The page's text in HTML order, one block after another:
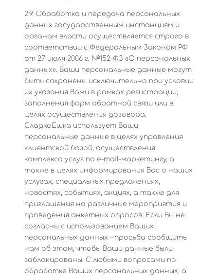
2.9. Обработка и передача персональных
данных государственным инстанциям и
органам власти осуществляется строго в
соответствии с Федеральным Законом РФ
от 27 июля 2006 г. №152-ФЗ «О персональных
данных». Ваши персональные данные могут
быть сохранены исключительно при условии
их указания Вами в рамках регистрации,
заполнения форм обратной связи или в
целях осуществления договора.
СладкоЕшка использует Ваши
персональные данные в целях управления
клиентской базой, осуществления
комплекса услуг по e-mail-маркетингу, а
также в целях информирования Вас о наших
услугах, специальных предложениях,
новостях, событиях, акциях, а также для
приглашения на различные мероприятия и
проведения анкетных опросов. Если Вы не
согласны с использованием Ваших
персональных данных – просьба сообщить
нам об этом, чтобы Ваши данные были
заблокированы. С любыми вопросами по
обработке Ваших персональных данных, а